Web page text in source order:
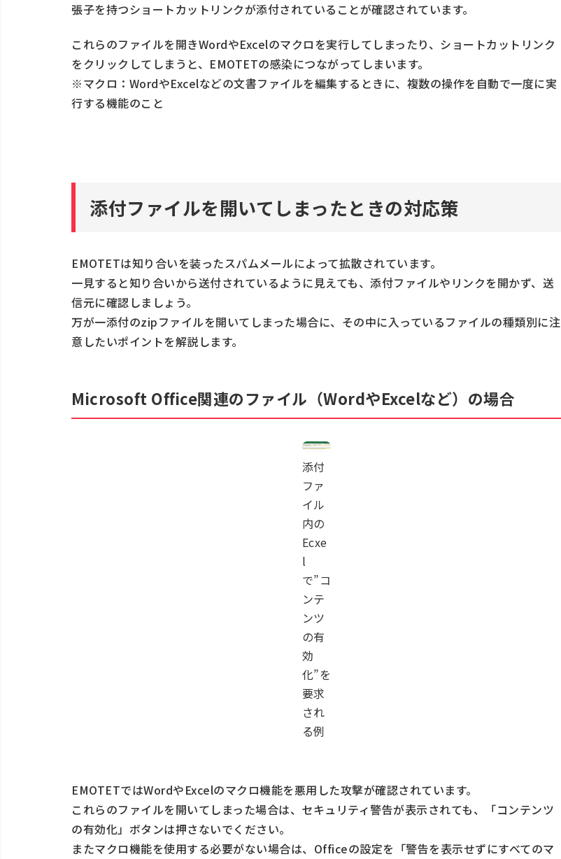
張子を持つショートカットリンクが添付されていることが確認されています。
これらのファイルを開きWordやExcelのマクロを実行してしまったり、ショートカットリンク
をクリックしてしまうと、EMOTETの感染につながってしまいます。
※マクロ：WordやExcelなどの文書ファイルを編集するときに、複数の操作を自動で一度に実
行する機能のこと
添付ファイルを開いてしまったときの対応策
EMOTETは知り合いを装ったスパムメールによって拡散されています。
一見すると知り合いから送付されているように見えても、添付ファイルやリンクを開かず、送
信元に確認しましょう。
万が一添付のzipファイルを開いてしまった場合に、その中に入っているファイルの種類別に注
意したいポイントを解説します。
Microsoft Office関連のファイル（WordやExcelなど）の場合
添付
ファ
イル
内の
Ecxe
l
で”コ
ンテ
ンツ
の有
効
化”を
要求
され
る例
EMOTETではWordやExcelのマクロ機能を悪用した攻撃が確認されています。
これらのファイルを開いてしまった場合は、セキュリティ警告が表示されても、「コンテンツ
の有効化」ボタンは押さないでください。
またマクロ機能を使用する必要がない場合は、Officeの設定を「警告を表示せずにすべてのマ